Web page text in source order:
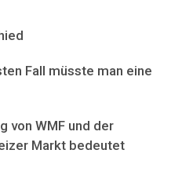
Fall müsste man eine
von WMF und der
Markt bedeutet